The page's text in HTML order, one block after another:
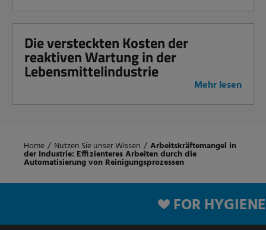
Die versteckten Kosten der
reaktiven Wartung in der
Lebensmittelindustrie
Mehr lesen
Home / Nutzen Sie unser Wissen / Arbeitskräftemangel in
der Industrie: Effizienteres Arbeiten durch die
Automatisierung von Reinigungsprozessen
FOR HYGIENE